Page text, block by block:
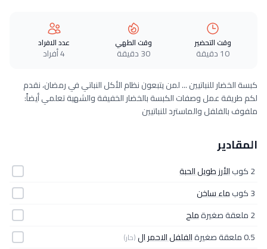
وقت التحضير
10 دقيقة
وقت الطهي
30 دقيقة
عدد الافراد
4 أفراد
كبسة الخضار للنباتيين ... لمن يتبعون نظام الأكل النباتي في رمضان، نقدم
لكم طريقة عمل وصفات الكبسة بالخضار الخفيفة والشهية تعلمي أيضاً:
ملفوف بالفلفل والماسترد للنباتيين
المقادير
2 كوب
الأرز طويل الحبة
3 كوب
ماء ساخن
2 ملعقة صغيرة
ملح
0.5 ملعقة صغيرة
الفلفل الاحمر ال(حار)